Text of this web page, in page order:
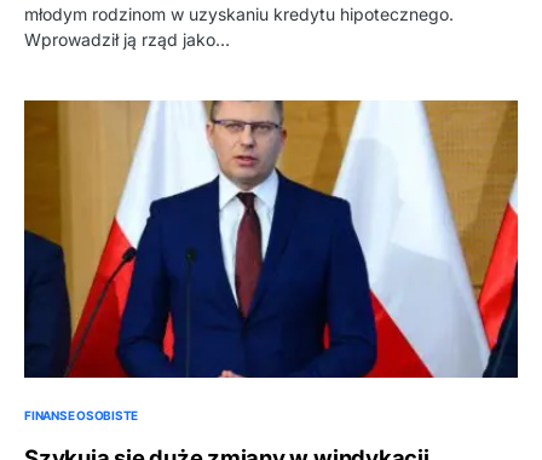
młodym rodzinom w uzyskaniu kredytu hipotecznego.
Wprowadził ją rząd jako…
FINANSE OSOBISTE